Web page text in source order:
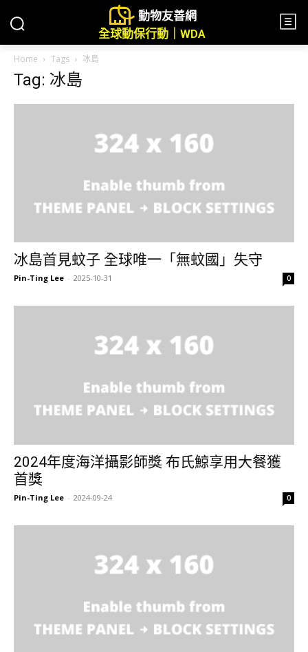
動物友善網
全球動保行動｜WDA
Home Tags 冰島
Tag: 冰島
冰島首見蚊子 全球唯一「無蚊國」失守
Pin-Ting Lee - 2025-10-31 0
2024年度海洋攝影師獎 布氏鯨享用大餐獲
首獎
Pin-Ting Lee - 2024-09-24 0